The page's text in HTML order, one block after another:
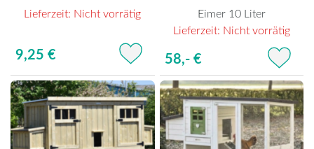
Lieferzeit: Nicht vorrätig
9,25 €
Eimer 10 Liter
Lieferzeit: Nicht vorrätig
58,- €